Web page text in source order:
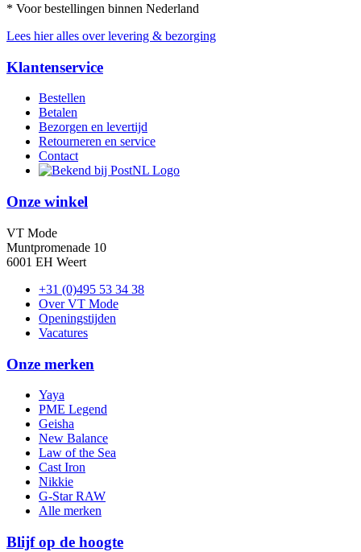
* Voor bestellingen binnen Nederland
Lees hier alles over levering & bezorging
Klantenservice
Bestellen
Betalen
Bezorgen en levertijd
Retourneren en service
Contact
Onze winkel
VT Mode
Muntpromenade 10
6001 EH Weert
+31 (0)495 53 34 38
Over VT Mode
Openingstijden
Vacatures
Onze merken
Yaya
PME Legend
Geisha
New Balance
Law of the Sea
Cast Iron
Nikkie
G-Star RAW
Alle merken
Blijf op de hoogte